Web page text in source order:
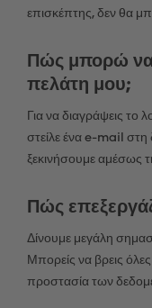
επισκέπτης, δεν θα
Πώς μπορώ
πελάτη μου;
Για να διαγράψεις το
στείλε ένα e-mail στη
ξεκινήσουμε αμέσως
Πώς
Δίνουμε μεγάλη
Μπορείς να βρεις
προστασία των